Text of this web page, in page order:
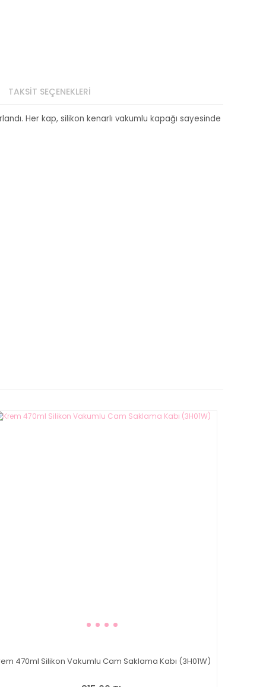
TAKSİT SEÇENEKLERİ
Her kap, silikon kenarlı vakumlu kapağı sayesinde
470ml Silikon Vakumlu Cam Saklama Kabı (3H01W)